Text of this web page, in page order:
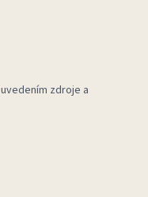
zdroje a